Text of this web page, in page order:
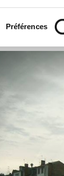
Préférences